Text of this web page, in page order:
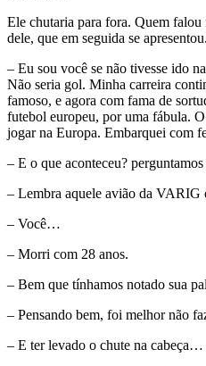
Ele chutaria para fora. Quem
dele, que em seguida se apresentou.
– Eu sou você se não tivesse ido
Não seria gol. Minha carreira
famoso, e agora com fama de
futebol europeu, por uma fábula.
jogar na Europa. Embarquei com
– E o que aconteceu?
– Lembra aquele avião da VARIG
– Você…
– Morri com 28 anos.
– Bem que tínhamos notado sua
– Pensando bem, foi melhor não
– E ter levado o chute na cabeça…